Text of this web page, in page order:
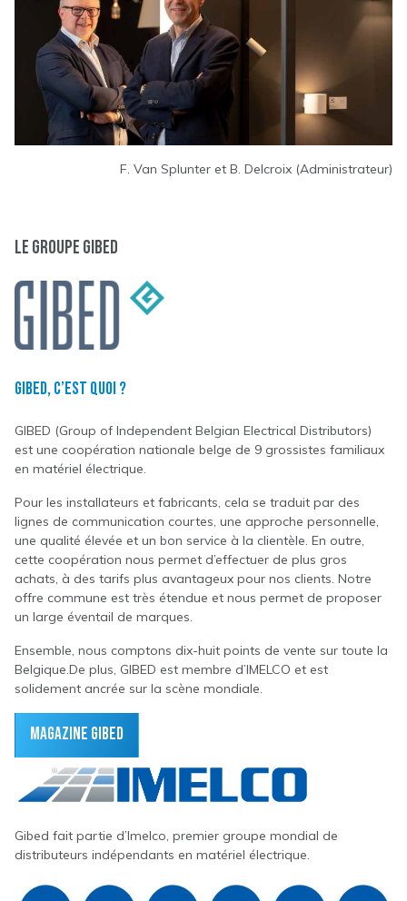
F. Van Splunter et B. Delcroix (Administrateur)
Le groupe Gibed
Gibed, c’est quoi ?
GIBED (Group of Independent Belgian Electrical Distributors)
est une coopération nationale belge de 9 grossistes familiaux
en matériel électrique.
Pour les installateurs et fabricants, cela se traduit par des
lignes de communication courtes, une approche personnelle,
une qualité élevée et un bon service à la clientèle. En outre,
cette coopération nous permet d’effectuer de plus gros
achats, à des tarifs plus avantageux pour nos clients. Notre
offre commune est très étendue et nous permet de proposer
un large éventail de marques.
Ensemble, nous comptons dix-huit points de vente sur toute la
Belgique.De plus, GIBED est membre d’IMELCO et est
solidement ancrée sur la scène mondiale.
MAGAZINE GIBED
Gibed fait partie d’Imelco, premier groupe mondial de
distributeurs indépendants en matériel électrique.